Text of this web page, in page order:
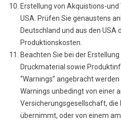
Erstellung von Akquistions-
USA. Prüfen Sie genaustens
Deutschland und aus den USA
Produktionskosten.
Beachten Sie bei der
Druckmaterial sowie
“Warnings” angebracht
Warnings unbedingt von einer
Versicherungsgesellschaft,
übernimmt, oder von einem